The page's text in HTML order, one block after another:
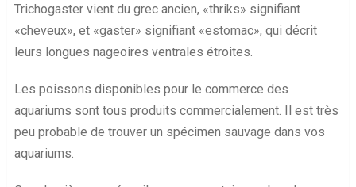
Trichogaster vient du grec ancien, «thriks» signifiant
«cheveux», et «gaster» signifiant «estomac», qui décrit
leurs longues nageoires ventrales étroites.
Les poissons disponibles pour le commerce des
aquariums sont tous produits commercialement. Il est très
peu probable de trouver un spécimen sauvage dans vos
aquariums.